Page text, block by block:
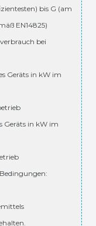
bis G (am
EN14825)
bei
Geräts in kW im
Geräts in kW im